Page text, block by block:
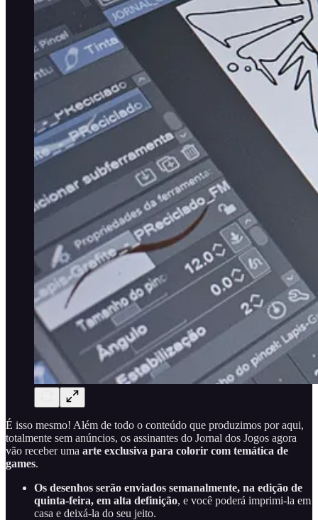
É isso mesmo! Além de todo o conteúdo que produzimos por aqui,
totalmente sem anúncios, os assinantes do Jornal dos Jogos agora
vão receber uma arte exclusiva para colorir com temática de
games.
Os desenhos serão enviados semanalmente, na edição de
quinta-feira, em alta definição, e você poderá imprimi-la em
casa e deixá-la do seu jeito.